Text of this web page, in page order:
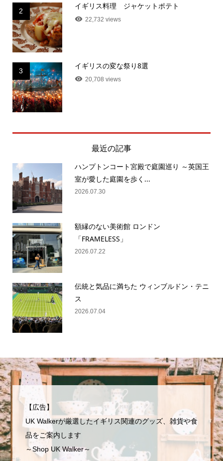
2
イギリス料理 ジャケットポテト
22,732 views
3
イギリスの変な祭り8選
20,708 views
最近の記事
ハンプトンコート宮殿で庭園巡り ～英国王
室が愛した庭園を歩く...
2026.07.30
額縁のない美術館 ロンドン
「FRAMELESS」
2026.07.22
伝統と気品に満ちた ウィンブルドン・テニ
ス
2026.07.04
【広告】
UK Walkerが厳選したイギリス関連のグッズ、雑貨や食
品をご案内します
～Shop UK Walker～